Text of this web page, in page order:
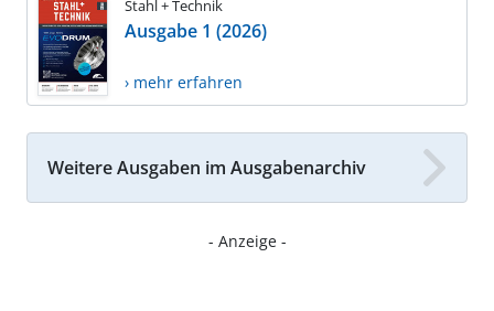
Stahl + Technik
Ausgabe 1 (2026)
› mehr erfahren
Weitere Ausgaben im Ausgabenarchiv
- Anzeige -